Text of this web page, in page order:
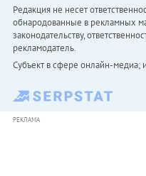
Редакция не несет
обнародованные в рекламных
законодательству,
рекламодатель.
Субъект в сфере онлайн-медиа;
РЕКЛАМА